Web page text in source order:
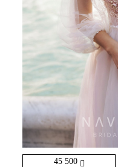
45 500